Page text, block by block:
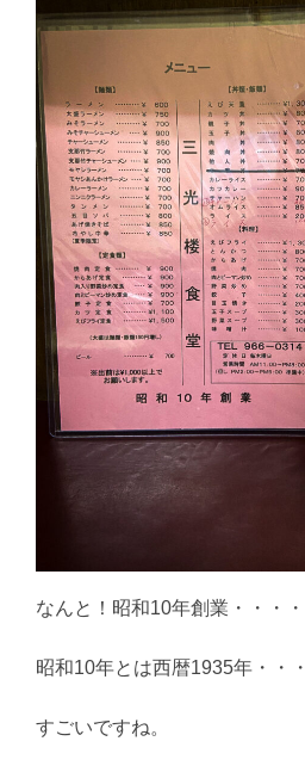
なんと！昭和10年創業・・・・
昭和10年とは西暦1935年・・
すごいですね。